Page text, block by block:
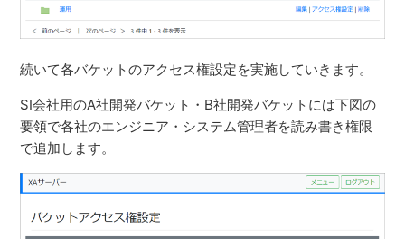
続いて各バケットのアクセス権設定を実施していきます。
SI会社用のA社開発バケット・B社開発バケットには下図の
要領で各社のエンジニア・システム管理者を読み書き権限
で追加します。